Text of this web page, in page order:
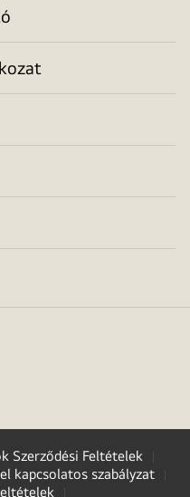
Szerződési Feltételek
kapcsolatos szabályzat